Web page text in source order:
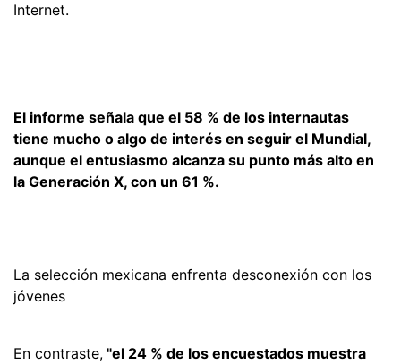
Internet.
El informe señala que el 58 % de los internautas
tiene mucho o algo de interés en seguir el Mundial,
aunque el entusiasmo alcanza su punto más alto en
la Generación X, con un 61 %.
La selección mexicana enfrenta desconexión con los
jóvenes
En contraste, "el 24 % de los encuestados muestra